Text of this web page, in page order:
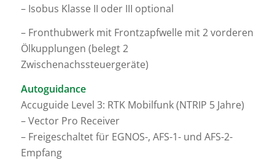
– Isobus Klasse II oder III optional
– Fronthubwerk mit Frontzapfwelle mit 2 vorderen
Ölkupplungen (belegt 2
Zwischenachssteuergeräte)
Autoguidance
Accuguide Level 3: RTK Mobilfunk (NTRIP 5 Jahre)
– Vector Pro Receiver
– Freigeschaltet für EGNOS-, AFS-1- und AFS-2-
Empfang